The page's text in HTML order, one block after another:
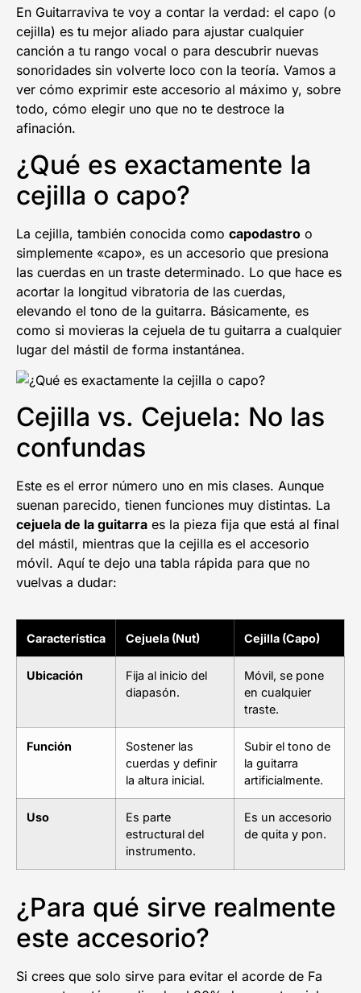
En Guitarraviva te voy a contar la verdad: el capo (o
cejilla) es tu mejor aliado para ajustar cualquier
canción a tu rango vocal o para descubrir nuevas
sonoridades sin volverte loco con la teoría. Vamos a
ver cómo exprimir este accesorio al máximo y, sobre
todo, cómo elegir uno que no te destroce la
afinación.
¿Qué es exactamente la
cejilla o capo?
La cejilla, también conocida como capodastro o
simplemente «capo», es un accesorio que presiona
las cuerdas en un traste determinado. Lo que hace es
acortar la longitud vibratoria de las cuerdas,
elevando el tono de la guitarra. Básicamente, es
como si movieras la cejuela de tu guitarra a cualquier
lugar del mástil de forma instantánea.
Cejilla vs. Cejuela: No las
confundas
Este es el error número uno en mis clases. Aunque
suenan parecido, tienen funciones muy distintas. La
cejuela de la guitarra es la pieza fija que está al final
del mástil, mientras que la cejilla es el accesorio
móvil. Aquí te dejo una tabla rápida para que no
vuelvas a dudar:
Característica Cejuela (Nut) Cejilla (Capo)
Ubicación
Fija al inicio del
diapasón.
Móvil, se pone
en cualquier
traste.
Función
Sostener las
cuerdas y definir
la altura inicial.
Subir el tono de
la guitarra
artificialmente.
Uso
Es parte
estructural del
instrumento.
Es un accesorio
de quita y pon.
¿Para qué sirve realmente
este accesorio?
Si crees que solo sirve para evitar el acorde de Fa